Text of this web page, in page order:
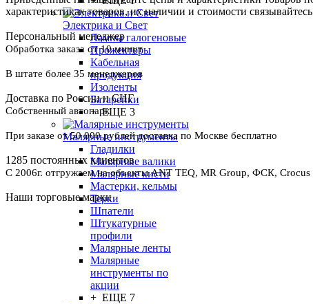
Электрика и Свет
Лампы галогеновые
Прожекторы
Кабельная
продукция
Изоленты
Батарейки
+ ЕЩЕ 3
Малярные инструменты
Гладилки
Малярные валики
Малярные кисти
Мастерки, кельмы
Терки
Шпатели
Штукатурные
профили
Малярные ленты
Малярные
инструменты по
акции
+ ЕЩЕ 7
характеристиках товаров, их наличии и стоимости
Персональный менеджер
Обработка заказа от 10 минут
В штате более 35 менеджеров
Доставка по России и СНГ
Собственный автопарк
При заказе от 50 000 рублей доставка по Москве бесплатно
1285 постоянных клиентов
С 2006г. отгружаем на объекты ANT TEQ, MR Group, ФСК,
Наши торговые марки